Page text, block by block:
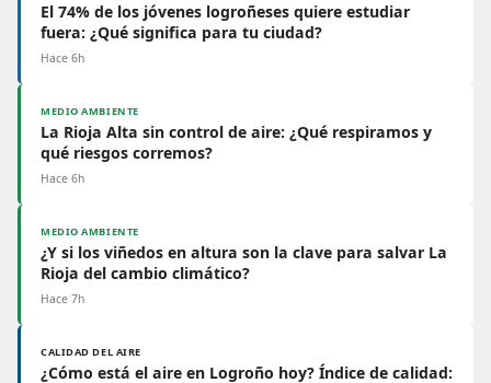
El 74% de los jóvenes logroñeses quiere estudiar
fuera: ¿Qué significa para tu ciudad?
Hace 6h
MEDIO AMBIENTE
La Rioja Alta sin control de aire: ¿Qué respiramos y
qué riesgos corremos?
Hace 6h
MEDIO AMBIENTE
¿Y si los viñedos en altura son la clave para salvar La
Rioja del cambio climático?
Hace 7h
CALIDAD DEL AIRE
¿Cómo está el aire en Logroño hoy? Índice de calidad: